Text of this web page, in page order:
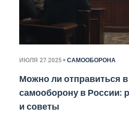
ИЮЛЯ 27 2025 САМООБОРОНА
Можно ли отправиться
самооборону в России:
и советы